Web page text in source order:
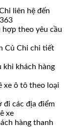
liên hệ đến
theo yêu cầu
Củ Chi chi tiết
khi khách hàng
xe ô tô theo loại
đi các địa điểm
xe
hàng thanh